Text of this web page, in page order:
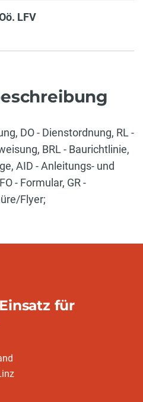
LFV
DO - Dienstordnung, RL -
BRL - Baurichtlinie,
AID - Anleitungs- und
- Formular, GR -
Flyer;
für